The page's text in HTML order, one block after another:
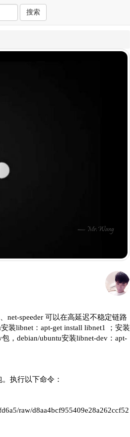
搜索
— Mr.Wang
net-speeder 可以在高延迟不稳定链路
装libnet：apt-get install libnet1 ；安装
，debian/ubuntu安装libnet-dev：apt-
执行以下命令：
raw/d8aa4bcf955409e28a262ccf52